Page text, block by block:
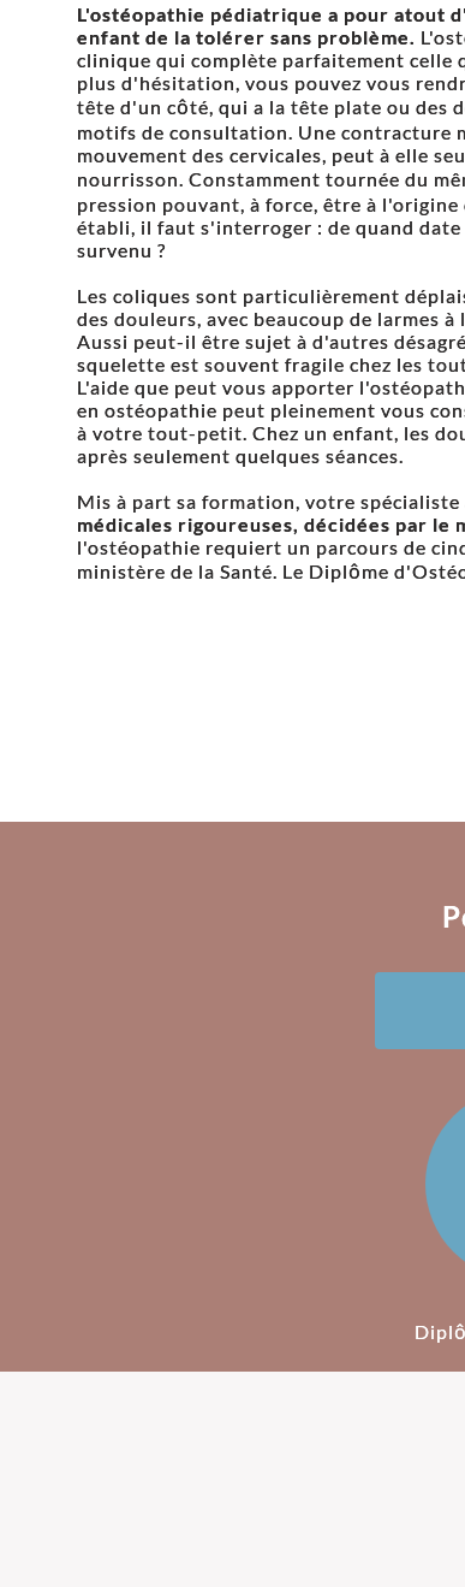
L'ostéopathie pédiatrique a pour atout
enfant de la tolérer sans problème.
clinique qui complète parfaitement celle
plus d'hésitation, vous pouvez vous
tête d'un côté, qui a la tête plate ou des
motifs de consultation. Une contracture
mouvement des cervicales, peut à elle
nourrisson. Constamment tournée du
pression pouvant, à force, être à
établi, il faut s'interroger : de quand
survenu ?
Les coliques sont particulièrement
des douleurs, avec beaucoup de larmes
Aussi peut-il être sujet à d'autres
squelette est souvent fragile chez les
L'aide que peut vous apporter
en ostéopathie peut pleinement vous
à votre tout-petit. Chez un enfant, les
après seulement quelques séances.
Mis à part sa formation, votre spécialiste
médicales rigoureuses, décidées par le
l'ostéopathie requiert un parcours de
ministère de la Santé. Le Diplôme